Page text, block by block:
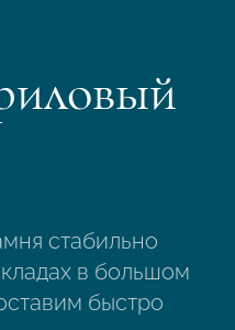
стабильно
в большом
быстро